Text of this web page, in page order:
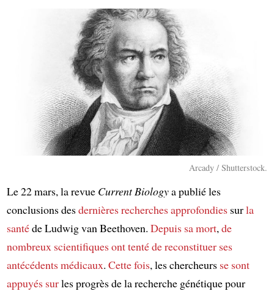
Arcady / Shutterstock.
Le 22 mars, la revue Current Biologya publié les
conclusions desdernières recherches approfondiessurla
santéde Ludwig van Beethoven. Depuis sa mort, de
nombreux scientifiquesont tenté dereconstituer ses
antécédents médicaux. Cette fois, les chercheurs se sont
appuyés surles progrès de la recherche génétique pour